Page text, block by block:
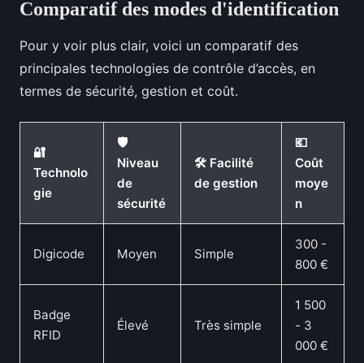
Comparatif des modes d'identification
Pour y voir plus clair, voici un comparatif des
principales technologies de contrôle d’accès, en
termes de sécurité, gestion et coût.
🔐
Technolo
gie
🛡️
Niveau
de
sécurité
🛠️ Facilité
de gestion
💶
Coût
moye
n
Digicode Moyen Simple
300 -
800 €
Badge
RFID
Élevé Très simple
1 500
- 3
000 €